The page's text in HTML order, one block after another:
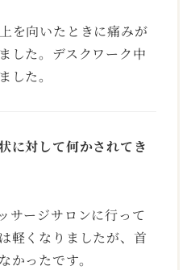
を向いたときに痛みが
した。デスクワーク中
した。
に対して何かされてき
サージサロンに行って
軽くなりましたが、首
かったです。